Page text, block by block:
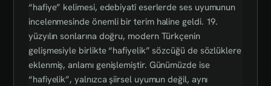
“hafiye” kelimesi, edebiyatî eserlerde ses uyumunun
incelenmesinde önemli bir terim haline geldi. 19.
yüzyılın sonlarına doğru, modern Türkçenin
gelişmesiyle birlikte “hafiyelik” sözcüğü de sözlüklere
eklenmiş, anlamı genişlemiştir. Günümüzde ise
“hafiyelik”, yalnızca şiirsel uyumun değil, aynı